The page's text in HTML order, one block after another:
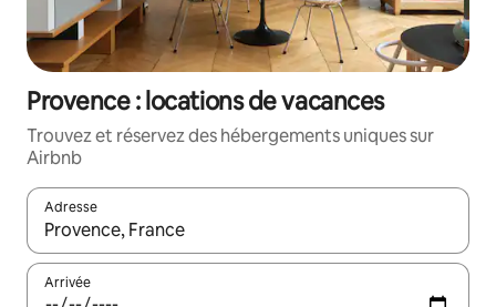
Provence : locations de vacances
Trouvez et réservez des hébergements uniques sur
Airbnb
Adresse
Lorsque les résultats s'affichent, utilisez les flèches vers le
Arrivée